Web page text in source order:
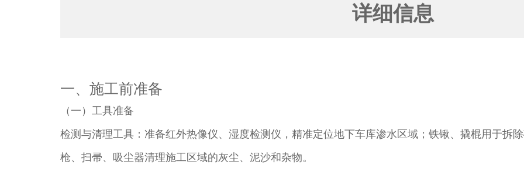
详细信息
一、施工前准备​
（一）工具准备​
检测与清理工具：准备红外热像仪、湿度检测仪，精准定位地下车库渗水区域；铁锹、撬棍用于拆
枪、扫帚、吸尘器清理施工区域的灰尘、泥沙和杂物。​